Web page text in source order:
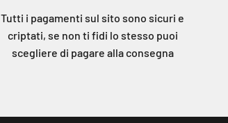
Tutti i pagamenti sul sito sono sicuri e
criptati, se non ti fidi lo stesso puoi
scegliere di pagare alla consegna